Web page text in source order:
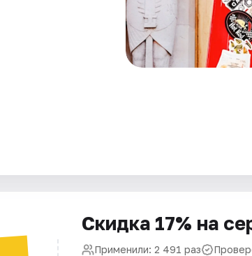
Скидка 17% на
Применили: 2 491 раз